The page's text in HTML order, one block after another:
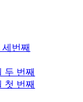
번째
두 번째
첫 번째